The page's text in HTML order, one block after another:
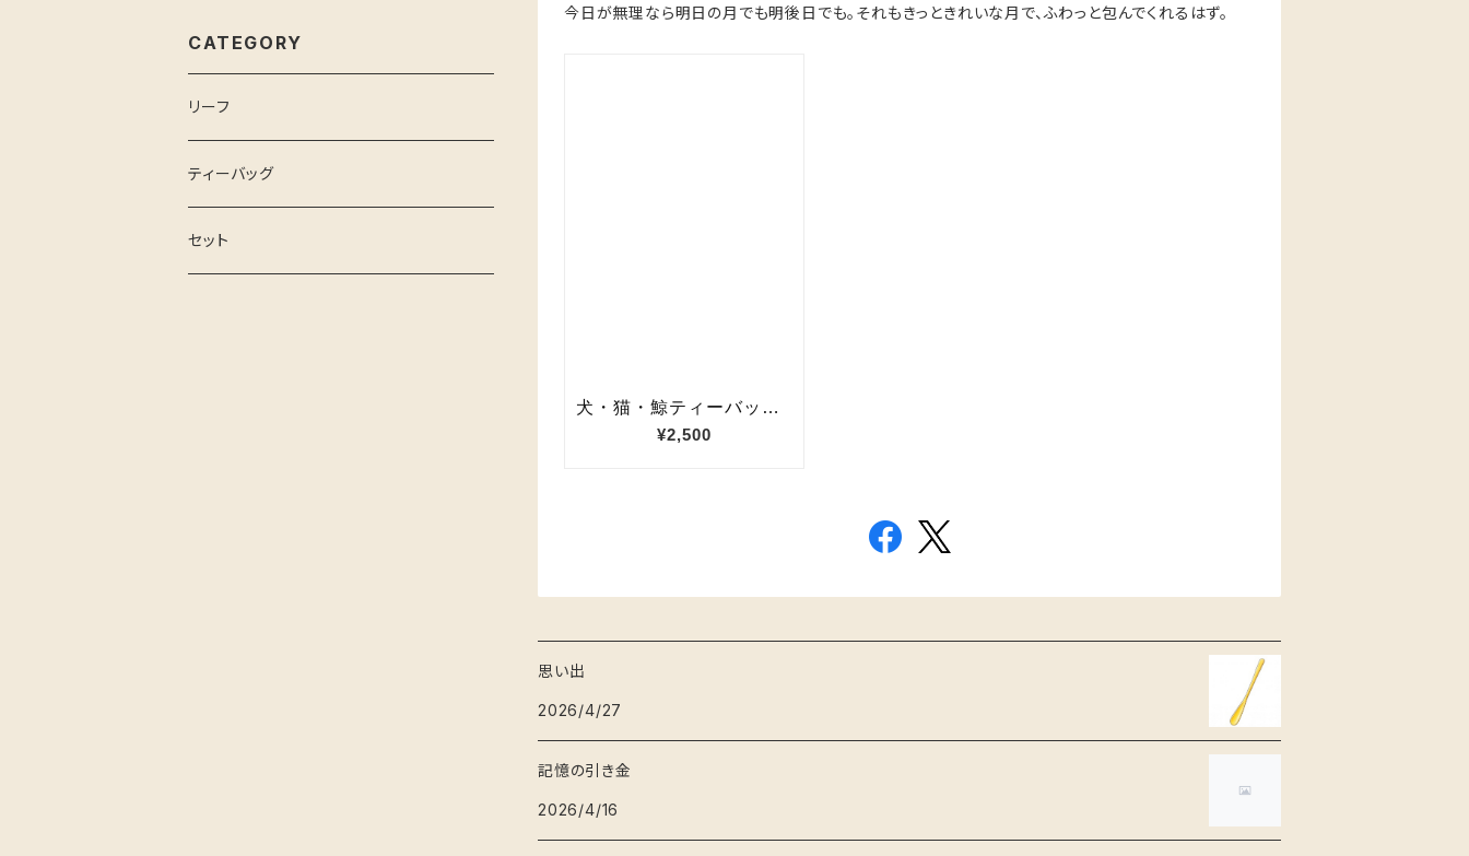
今日が無理なら明日の月でも明後日でも。それもきっときれいな月で、ふわっと包んでくれるはず。
思い出
2026/4/27
記憶の引き金
2026/4/16
CATEGORY
リーフ
ティーバッグ
セット